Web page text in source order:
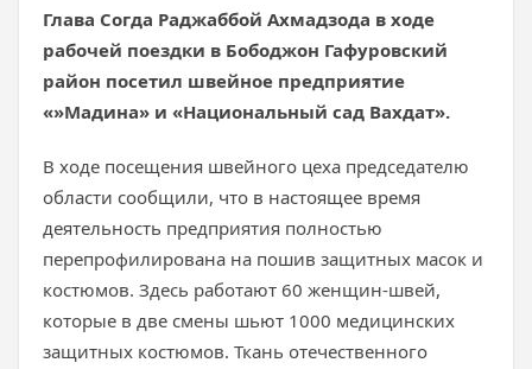
Глава Согда Раджаббой Ахмадзода в ходе
рабочей поездки в Бободжон Гафуровский
район посетил швейное предприятие
«»Мадина» и «Национальный сад Вахдат».
В ходе посещения швейного цеха председателю
области сообщили, что в настоящее время
деятельность предприятия полностью
перепрофилирована на пошив защитных масок и
костюмов. Здесь работают 60 женщин-швей,
которые в две смены шьют 1000 медицинских
защитных костюмов. Ткань отечественного